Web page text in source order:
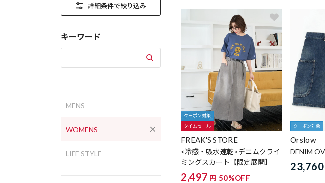
詳細条件で絞り込み
キーワード
MENS
WOMENS
LIFE STYLE
クーポン対象
タイムセール
FREAK'S STORE
<冷感・吸水速乾>デニムクライ
ミングスカート【限定展開】
2,497 円 50%OFF
クーポン対象
Orslow
DENIM
23,760